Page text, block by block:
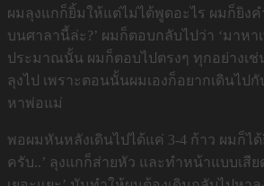
ผมลุงแกก็ยิ้มให้แต่ไม่ได้พูดอะไร ผมก็ยิง
บนศาลานี้ล่ะ?’ ผมก็ตอบกลับไปว่า ‘มา
ประมาณนั้น ผมก็ตอบไปตรงๆ ทุกอย่างเ
ลุงไป เพราะตอนนั้นผมเองก็อยากเดินไ
หาพ่อแม่
พอผมหันหลังเดินไปได้แค่ 3-4 ก้าว ผมก็ไ
ครับ..’ ลุงแกก็ส่ายหัว และทำหน้าแบบเสีย